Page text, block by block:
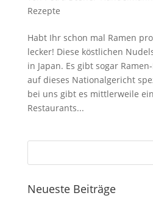
Rezepte
Habt Ihr schon mal Ramen
lecker! Diese köstlichen
in Japan. Es gibt sogar
auf dieses Nationalgericht
bei uns gibt es mittlerweile
Restaurants...
Neueste Beiträge